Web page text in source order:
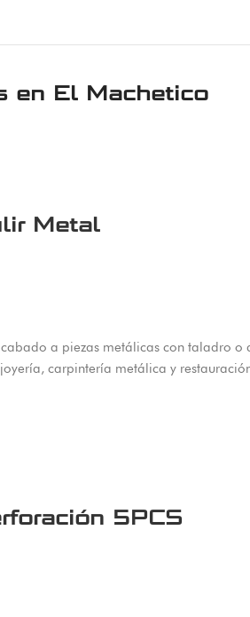
en El Machetico
Metal
a piezas metálicas con taladro o
carpintería metálica y
5PCS